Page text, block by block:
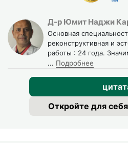
Д-р Юмит Наджи
Основная
реконструктивная и
работы : 24 года.
... Подробнее
Откройте для